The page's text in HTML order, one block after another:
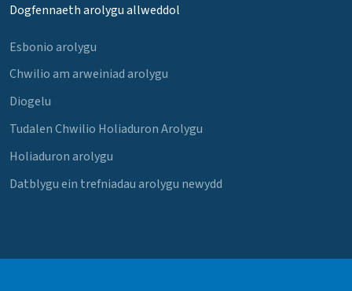
Dogfennaeth arolygu allweddol
Esbonio arolygu
Chwilio am arweiniad arolygu
Diogelu
Tudalen Chwilio Holiaduron Arolygu
Holiaduron arolygu
Datblygu ein trefniadau arolygu newydd